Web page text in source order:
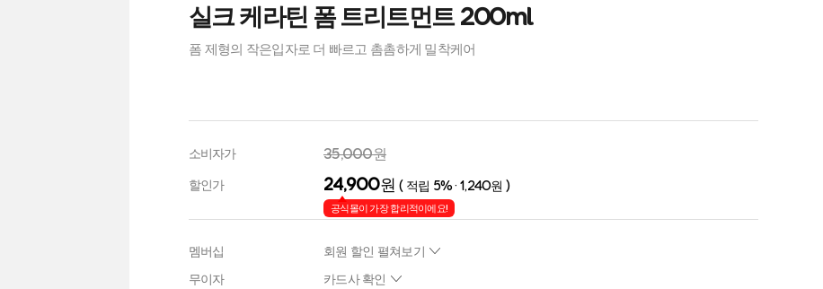
실크 케라틴 폼 트리트먼트 200ml
폼 제형의 작은입자로 더 빠르고 촘촘하게 밀착케어
소비자가 35,000원
할인가 24,900원 ( 적립 5% · 1,240원 )
공식몰이 가장 합리적이에요!
멤버십
회원 할인 펼쳐보기
무이자
카드사 확인